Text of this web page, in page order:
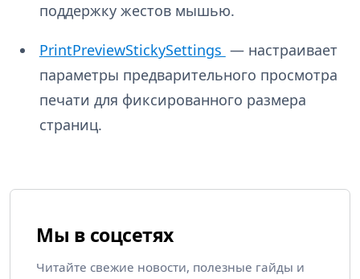
поддержку жестов мышью.
PrintPreviewStickySettings — настраивает
параметры предварительного просмотра
печати для фиксированного размера
страниц.
Мы в соцсетях
Читайте свежие новости, полезные гайды и